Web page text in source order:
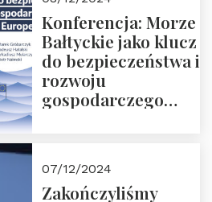
Konferencja: Morze
Bałtyckie jako klucz
do bezpieczeństwa i
rozwoju
gospodarczego
ZAPRASZAMY
07/12/2024
Zakończyliśmy